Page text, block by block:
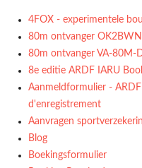
4FOX - experimentele
80m ontvanger OK2BWN
80m ontvanger VA-80M-
8e editie ARDF IARU
Aanmeldformulier -
d'enregistrement
Aanvragen
Blog
Boekingsformulier